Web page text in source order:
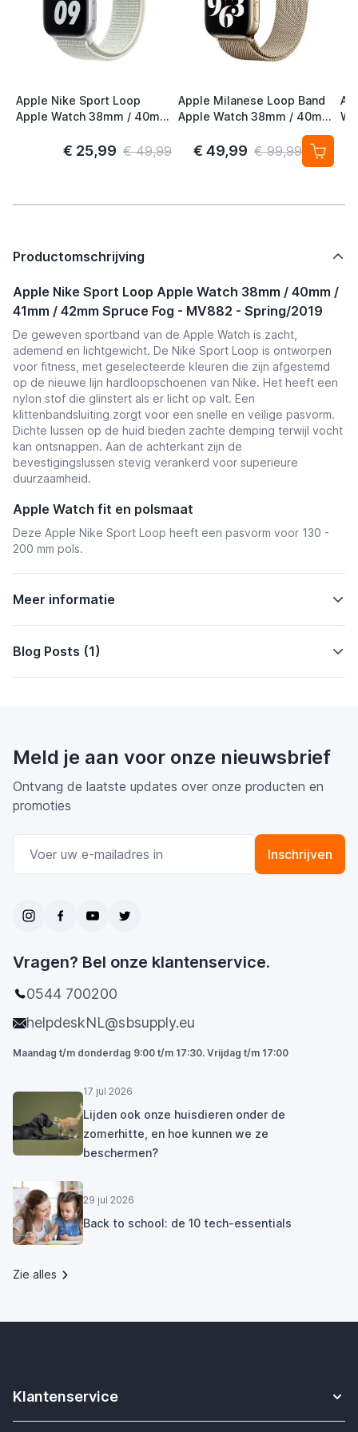
Apple Nike Sport Loop
Apple Watch 38mm / 40mm
€ 25,99 € 49,99
Apple Milanese Loop Band
Apple Watch 38mm / 40mm
/ 41mm / 42mm Gold (2nd
Gen)€ 49,99 € 99,99
Productomschrijving
Apple Nike Sport Loop Apple Watch 38mm / 40mm /
41mm / 42mm Spruce Fog - MV882 - Spring/2019
De geweven sportband van de Apple Watch is zacht,
ademend en lichtgewicht. De Nike Sport Loop is ontworpen
voor fitness, met geselecteerde kleuren die zijn afgestemd
op de nieuwe lijn hardloopschoenen van Nike. Het heeft een
nylon stof die glinstert als er licht op valt. Een
klittenbandsluiting zorgt voor een snelle en veilige pasvorm.
Dichte lussen op de huid bieden zachte demping terwijl vocht
kan ontsnappen. Aan de achterkant zijn de
bevestigingslussen stevig verankerd voor superieure
duurzaamheid.
Apple Watch fit en polsmaat
Deze Apple Nike Sport Loop heeft een pasvorm voor 130 -
200 mm pols.
Meer informatie
Blog Posts (1)
Meld je aan voor onze nieuwsbrief
Ontvang de laatste updates over onze producten en
promoties
Inschrijven
Vragen? Bel onze klantenservice.
0544 700200
helpdeskNL@sbsupply.eu
Maandag t/m donderdag 9:00 t/m 17:30. Vrijdag t/m 17:00
17 jul 2026
Lijden ook onze huisdieren onder de
zomerhitte, en hoe kunnen we ze
beschermen?
29 jul 2026
Back to school: de 10 tech-essentials
Zie alles
Klantenservice